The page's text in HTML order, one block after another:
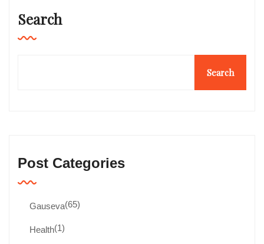
Search
Search
Post Categories
Gauseva(65)
Health(1)